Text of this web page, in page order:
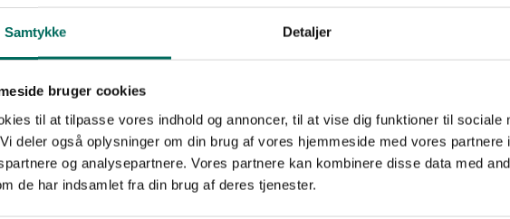
Samtykke Detaljer
bruger cookies
til at tilpasse vores indhold og annoncer, til at vise dig funktioner til sociale
deler også oplysninger om din brug af vores hjemmeside med vores partnere
og analysepartnere. Vores partnere kan kombinere disse data med
de har indsamlet fra din brug af deres tjenester.